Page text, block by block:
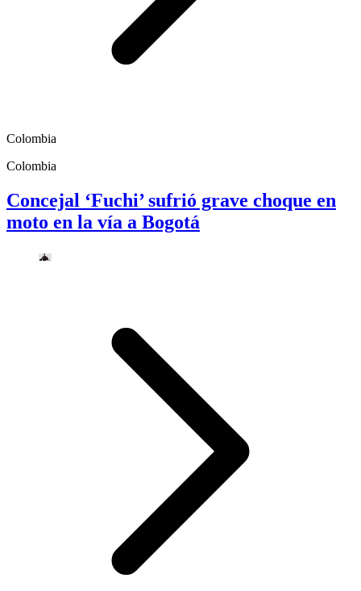
Colombia
Colombia
Concejal ‘Fuchi’ sufrió grave choque en
moto en la vía a Bogotá